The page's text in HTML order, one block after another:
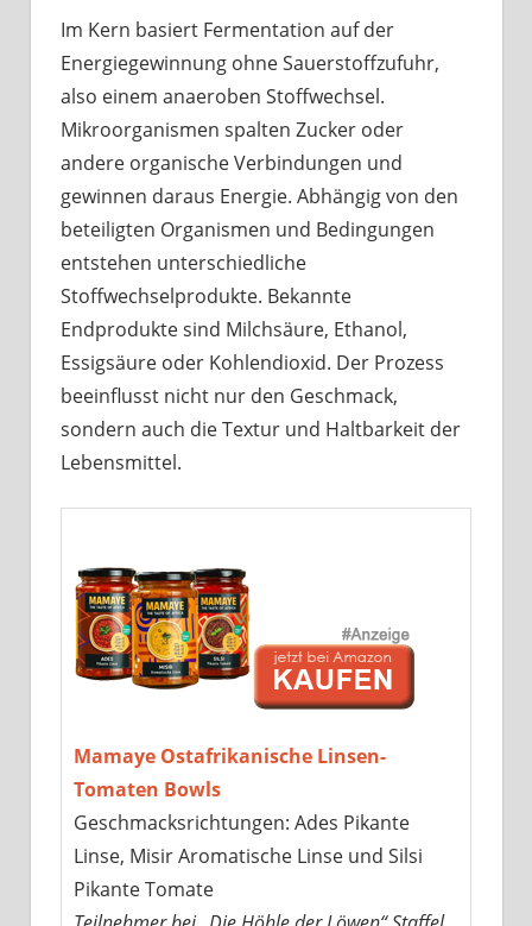
Im Kern basiert Fermentation auf der
Energiegewinnung ohne Sauerstoffzufuhr,
also einem anaeroben Stoffwechsel.
Mikroorganismen spalten Zucker oder
andere organische Verbindungen und
gewinnen daraus Energie. Abhängig von den
beteiligten Organismen und Bedingungen
entstehen unterschiedliche
Stoffwechselprodukte. Bekannte
Endprodukte sind Milchsäure, Ethanol,
Essigsäure oder Kohlendioxid. Der Prozess
beeinflusst nicht nur den Geschmack,
sondern auch die Textur und Haltbarkeit der
Lebensmittel.
Mamaye Ostafrikanische Linsen-
Tomaten Bowls
Geschmacksrichtungen: Ades Pikante
Linse, Misir Aromatische Linse und Silsi
Pikante Tomate